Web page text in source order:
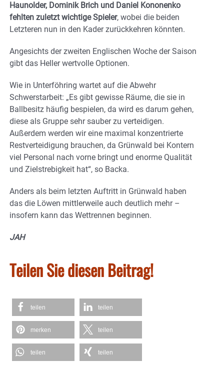
Haunolder, Dominik Brich und Daniel Kononenko
fehlten zuletzt wichtige Spieler, wobei die beiden
Letzteren nun in den Kader zurückkehren könnten.
Angesichts der zweiten Englischen Woche der Saison
gibt das Heller wertvolle Optionen.
Wie in Unterföhring wartet auf die Abwehr
Schwerstarbeit: „Es gibt gewisse Räume, die sie in
Ballbesitz häufig bespielen, da wird es darum gehen,
diese als Gruppe sehr sauber zu verteidigen.
Außerdem werden wir eine maximal konzentrierte
Restverteidigung brauchen, da Grünwald bei Kontern
viel Personal nach vorne bringt und enorme Qualität
und Zielstrebigkeit hat“, so Backa.
Anders als beim letzten Auftritt in Grünwald haben
das die Löwen mittlerweile auch deutlich mehr –
insofern kann das Wettrennen beginnen.
JAH
Teilen Sie diesen Beitrag!
teilen teilen
merken teilen
teilen teilen